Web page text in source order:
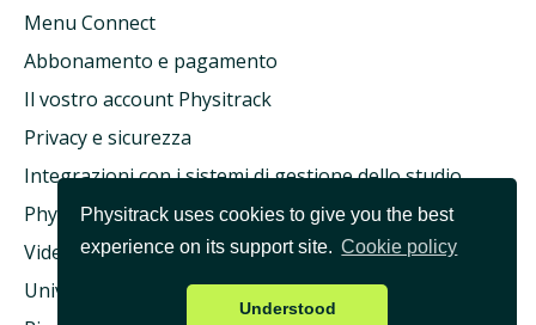
Physitrack uses cookies to give you the best
experience on its support site. Cookie policy
Understood
Menu Connect
Abbonamento e pagamento
Il vostro account Physitrack
Privacy e sicurezza
Integrazioni con i sistemi di gestione dello studio
Physitrack e assicurazione sanitaria
Videoconsulto e teleassistenza
Università Physitrack